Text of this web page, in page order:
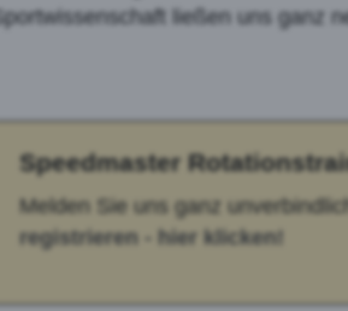
Sportwissenschaft ließen uns ganz
Speedmaster
Melden Sie uns ganz
registrieren - hier klicken!